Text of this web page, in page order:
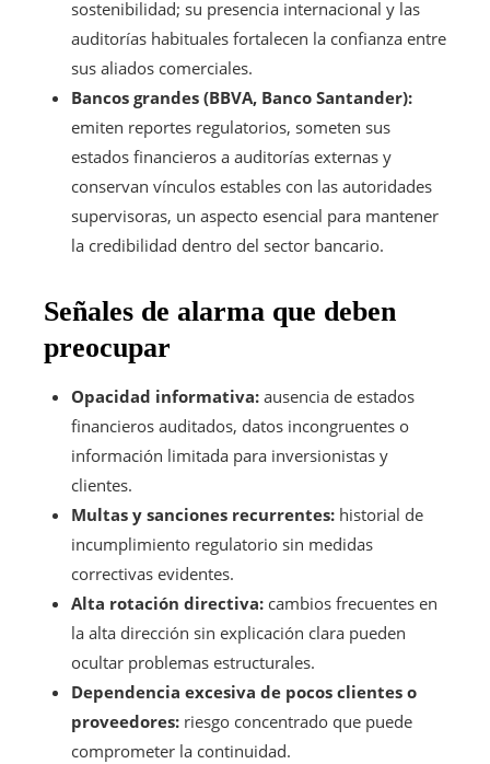
sostenibilidad; su presencia internacional y las
auditorías habituales fortalecen la confianza entre
sus aliados comerciales.
Bancos grandes (BBVA, Banco Santander):
emiten reportes regulatorios, someten sus
estados financieros a auditorías externas y
conservan vínculos estables con las autoridades
supervisoras, un aspecto esencial para mantener
la credibilidad dentro del sector bancario.
Señales de alarma que deben
preocupar
Opacidad informativa: ausencia de estados
financieros auditados, datos incongruentes o
información limitada para inversionistas y
clientes.
Multas y sanciones recurrentes: historial de
incumplimiento regulatorio sin medidas
correctivas evidentes.
Alta rotación directiva: cambios frecuentes en
la alta dirección sin explicación clara pueden
ocultar problemas estructurales.
Dependencia excesiva de pocos clientes o
proveedores: riesgo concentrado que puede
comprometer la continuidad.